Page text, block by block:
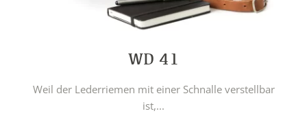
WD 41
Weil der Lederriemen mit einer Schnalle verstellbar
ist,...